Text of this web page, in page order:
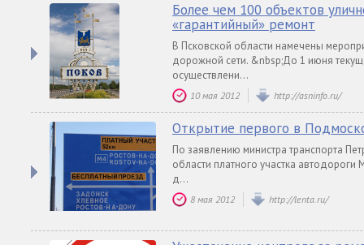
Более чем 100 объектов
«гарантийный» ремонт
В Псковской области намечены
дорожной сети. &nbsp;До 1 июня
осуществлени...
10 мая 2012 http://asninfo.ru/
Открытие первого в
По заявлению министра транспорта
области платного участка
д...
8 мая 2012 http://lenta.ru/